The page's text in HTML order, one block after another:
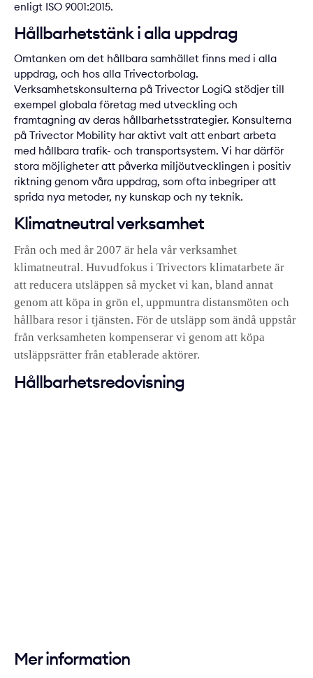
enligt ISO 9001:2015.
Hållbarhetstänk i alla uppdrag
Omtanken om det hållbara samhället finns med i alla
uppdrag, och hos alla Trivectorbolag.
Verksamhetskonsulterna på Trivector LogiQ stödjer till
exempel globala företag med utveckling och
framtagning av deras hållbarhetsstrategier. Konsulterna
på Trivector Mobility har aktivt valt att enbart arbeta
med hållbara trafik- och transportsystem. Vi har därför
stora möjligheter att påverka miljöutvecklingen i positiv
riktning genom våra uppdrag, som ofta inbegriper att
sprida nya metoder, ny kunskap och ny teknik.
Klimatneutral verksamhet
Från och med år 2007 är hela vår verksamhet
klimatneutral. Huvudfokus i Trivectors klimatarbete är
att reducera utsläppen så mycket vi kan, bland annat
genom att köpa in grön el, uppmuntra distansmöten och
hållbara resor i tjänsten. För de utsläpp som ändå uppstår
från verksamheten kompenserar vi genom att köpa
utsläppsrätter från etablerade aktörer.
Hållbarhetsredovisning
Mer information